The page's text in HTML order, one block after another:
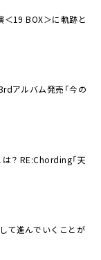
＜19 BOX＞に軌跡と
アルバム発売「今の
？ RE:Chording「天
て進んでいくことが